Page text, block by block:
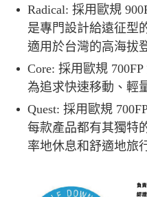
Radical: 採用歐規
是專門設計給遠征型
適用於台灣的高海拔
Core: 採用歐規
為追求快速移動、輕
Quest: 採用歐規
每款產品都有其獨特
率地休息和舒適地旅